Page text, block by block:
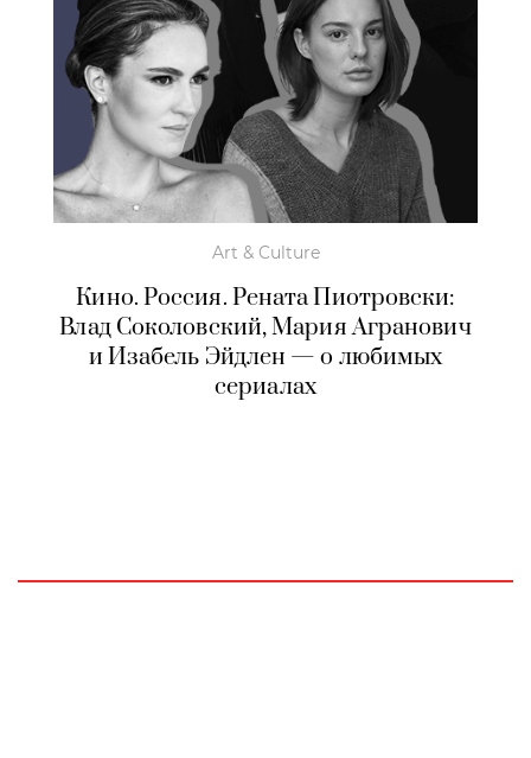
Art & Culture
Кино. Россия. Рената Пиотровски:
Влад Соколовский, Мария Агранович
и Изабель Эйдлен — о любимых
сериалах